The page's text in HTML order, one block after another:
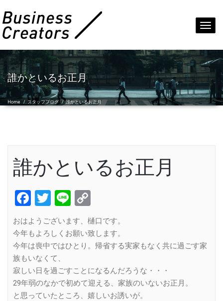
誰かといるお正月
Home / スタッフブログ /誰かといるお正月
誰かといるお正月
Facebook
Twitter
Line
Link
おはようございます、樋口です。
今年もよろしくお願い致します。
今年は喪中ではひとり。帰省する実家もなく共に過ごす家
族もいなくて、
寂しい日を過ごすことになるんだろうな・・・
29年弱のなかで初めて迎える、家族のいないお正月。
と思っていたところ、嬉しいお誘いが。